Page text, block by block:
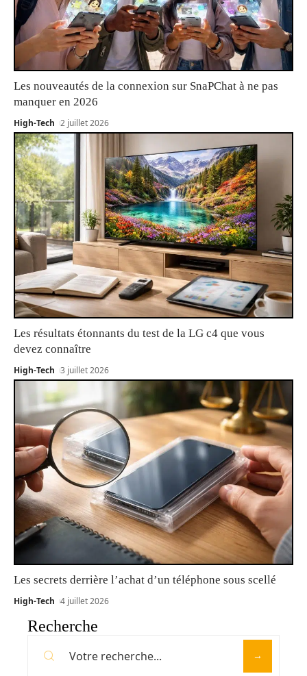
Les nouveautés de la connexion sur SnaPChat à ne pas
manquer en 2026
High-Tech 2 juillet 2026
Les résultats étonnants du test de la LG c4 que vous
devez connaître
High-Tech 3 juillet 2026
Les secrets derrière l’achat d’un téléphone sous scellé
High-Tech 4 juillet 2026
Recherche